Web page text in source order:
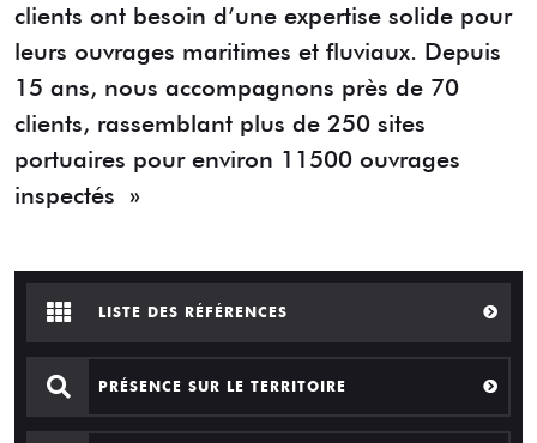
clients ont besoin d’une expertise solide pour
leurs ouvrages maritimes et fluviaux. Depuis
15 ans, nous accompagnons près de 70
clients, rassemblant plus de 250 sites
portuaires pour environ 11500 ouvrages
inspectés »
LISTE DES RÉFÉRENCES
PRÉSENCE SUR LE TERRITOIRE